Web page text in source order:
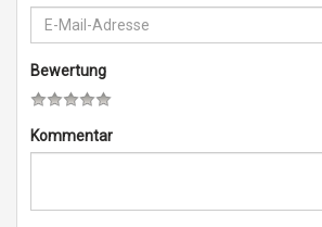
Bewertung
Kommentar